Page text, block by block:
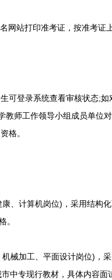
站打印准考证，按准考证上
登录系统查看审核状态;如
师工作领导小组成员单位
格。
计算机岗位)，采用结构
。
加工、平面设计岗位)，
中专现行教材，具体内容面